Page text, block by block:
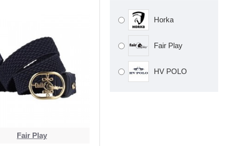
Fair Play
Horka
Fair Play
HV POLO